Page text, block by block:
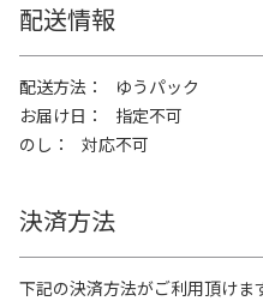
配送情報
配送方法
ゆうパック
お届け日
指定不可
のし
対応不可
決済方法
下記の決済方法がご利用頂けま